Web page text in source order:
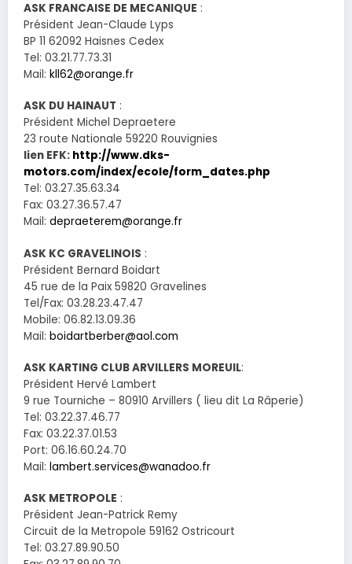
ASK FRANCAISE DE MECANIQUE :
Président Jean-Claude Lyps
BP 11 62092 Haisnes Cedex
Tel: 03.21.77.73.31
Mail: kll62@orange.fr
ASK DU HAINAUT :
Président Michel Depraetere
23 route Nationale 59220 Rouvignies
lien EFK: http://www.dks-
motors.com/index/ecole/form_dates.php
Tel: 03.27.35.63.34
Fax: 03.27.36.57.47
Mail: depraeterem@orange.fr
ASK KC GRAVELINOIS :
Président Bernard Boidart
45 rue de la Paix 59820 Gravelines
Tel/Fax: 03.28.23.47.47
Mobile: 06.82.13.09.36
Mail: boidartberber@aol.com
ASK KARTING CLUB ARVILLERS MOREUIL:
Président Hervé Lambert
9 rue Tourniche – 80910 Arvillers ( lieu dit La Râperie)
Tel: 03.22.37.46.77
Fax: 03.22.37.01.53
Port: 06.16.60.24.70
Mail: lambert.services@wanadoo.fr
ASK METROPOLE :
Président Jean-Patrick Remy
Circuit de la Metropole 59162 Ostricourt
Tel: 03.27.89.90.50